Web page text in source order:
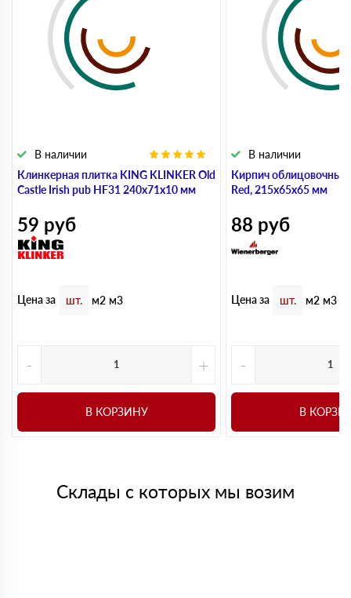
Клинкерная плитка KING KLINKER Old
Castle Irish pub HF31 240х71х10 мм
В наличии
59 руб
Цена за шт. м2 м3
- +
В КОРЗИНУ
Кирпич облицовочный
Red, 215х65х65 мм
В наличии
88 руб
Цена за шт. м2 м3
-
В
Склады с которых мы возим